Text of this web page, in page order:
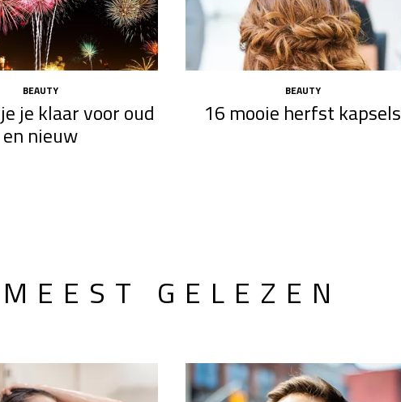
BEAUTY
je klaar voor oud
en nieuw
BEAUTY
16 mooie herfst kapsels
MEEST GELEZEN